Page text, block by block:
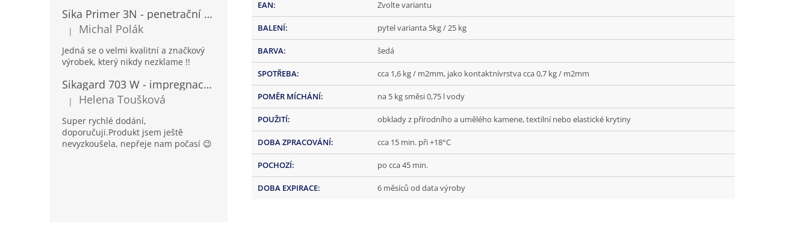
Sika Primer 3N - penetrační nátěr pro porézní povrchy a kovy
Hodnocení produktu je 5 z 5 hvězdiček.
| Michal Polák
Jedná se o velmi kvalitní a značkový
výrobek, který nikdy nezklame !!
Sikagard 703 W - impregnace na fasády a kámen
Hodnocení produktu je 5 z 5 hvězdiček.
| Helena Toušková
Super rychlé dodání,
doporučuji.Produkt jsem ještě
nevyzkoušela, nepřeje nam počasí 😉
EAN: Zvolte variantu
BALENÍ: pytel varianta 5kg / 25 kg
BARVA: šedá
SPOTŘEBA: cca 1,6 kg / m2mm, jako kontaktnívrstva cca 0,7 kg / m2mm
POMĚR MÍCHÁNÍ: na 5 kg směsi 0,75 l vody
POUŽITÍ: obklady z přírodního a umělého kamene, textilní nebo elastické krytiny
DOBA ZPRACOVÁNÍ: cca 15 min. při +18°C
POCHOZÍ: po cca 45 min.
DOBA EXPIRACE: 6 měsíců od data výroby